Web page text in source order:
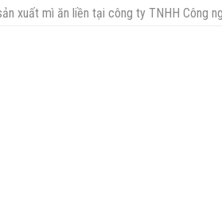
xuất mì ăn liền tại công ty TNHH Công